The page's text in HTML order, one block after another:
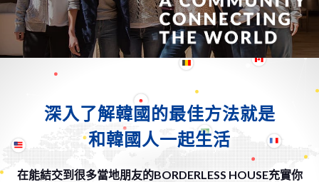
深入了解韓國的最佳方法就是
和韓國人一起生活
在能結交到很多當地朋友的BORDERLESS HOUSE充實你